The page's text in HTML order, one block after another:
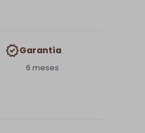
Garantía
6 meses